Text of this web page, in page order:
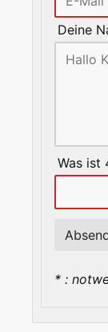
Deine
Was ist
* :